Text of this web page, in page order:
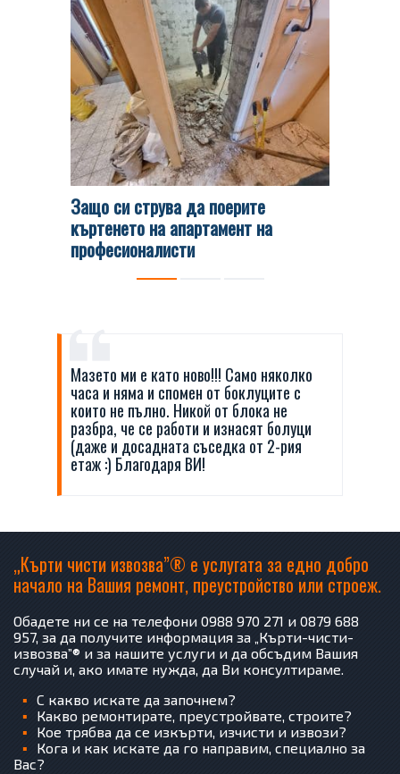
Защо си струва да поерите
къртенето на апартамент на
професионалисти
Мазето ми е като ново!!! Само няколко
часа и няма и спомен от боклуците с
които не пълно. Никой от блока не
разбра, че се работи и изнасят болуци
(даже и досадната съседка от 2-рия
етаж :) Благодаря ВИ!
„Кърти чисти извозва”® е услугата за едно добро
начало на Вашия ремонт, преустройство или строеж.
Обадете ни се на телефони 0988 970 271 и 0879 688
957, за да получите информация за „Кърти-чисти-
извозва”® и за нашите услуги и да обсъдим Вашия
случай и, ако имате нужда, да Ви консултираме.
С какво искате да започнем?
Какво ремонтирате, преустройвате, строите?
Кое трябва да се изкърти, изчисти и извози?
Кога и как искате да го направим, специално за
Вас?